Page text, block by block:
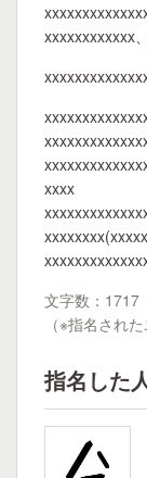
xxxxxxxxxxxx
xxxx
文字数：1717
（※指名され
指名した